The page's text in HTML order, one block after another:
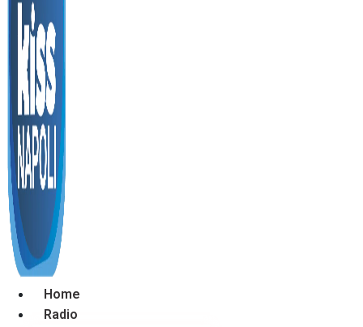
Home
Radio